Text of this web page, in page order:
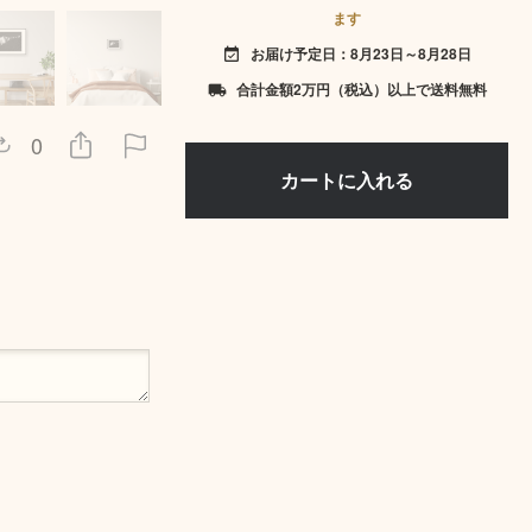
0
ます
event_available お届け予定日：8月23日～8月28日
local_shipping 合計金額2万円（税込）以上で送料無料